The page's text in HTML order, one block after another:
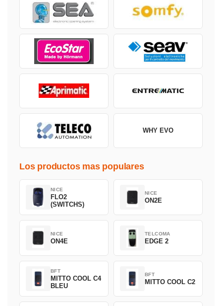
WHY EVO
Los productos mas populares
NICE
FLO2
(SWITCHS)
NICE
ON2E
NICE
ON4E
TELCOMA
EDGE 2
BFT
MITTO COOL C4
BLEU
BFT
MITTO COOL C2